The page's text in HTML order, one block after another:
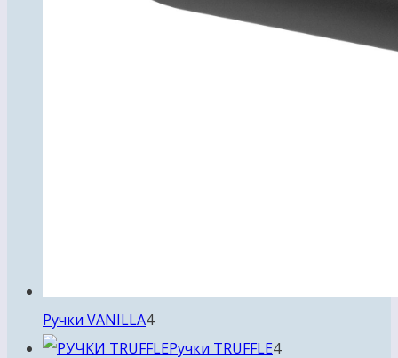
Ручки VANILLA44
товара
Ручки TRUFFLE44